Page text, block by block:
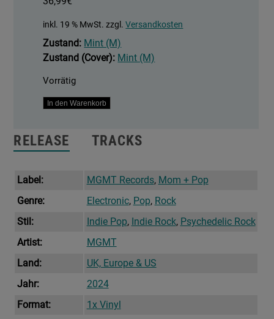
inkl. 19 % MwSt. zzgl.Versandkosten
Zustand: Mint (M)
Zustand (Cover): Mint (M)
Vorrätig
Loss
Life
Menge
In den Warenkorb
RELEASE TRACKS
Label: MGMT Records, Mom + Pop
Genre:
Electronic, Pop, Rock
Stil:
Indie Pop, Indie Rock, Psychedelic Rock
Artist:
MGMT
Land:
UK, Europe & US
Jahr:
2024
Format:
1x Vinyl